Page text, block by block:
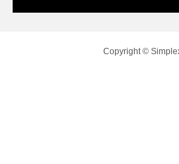
Copyright ©